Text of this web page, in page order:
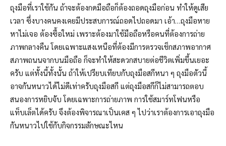
ถุงมือที่เราใช้กัน ถ้าจะต้องกดมือถือก็ต้องถอดถุงมือก่อน ทำให้ดูเสีย
เวลา ซึ่งบางคนคงเคยมีประสบการณ์ถอดไปถอดมา เอ้า…ถุงมือหาย
หาไม่เจอ ต้องซื้อใหม่ เพราะต้องมาใช้มือถือหรือคนที่ต้องการถ่าย
ภาพกลางคืน โดยเฉพาะแสงเหนือที่ต้องมีการตรวจเช็กสภาพอากาศ
สภาพถนนจากบนมือถือ ก็จะทำให้สะดวกสบายต่อชีวิตเพิ่มขึ้นเยอะ
ครับ แต่ทั้งนี้ทั้งนั้น ถ้าให้เปรียบเทียบกับถุงมือสกีหนา ๆ ถุงมือตัวนี้
อาจกันหนาวได้ไม่ดีเท่าครับถุงมือสกี แต่ถุงมือสกีก็ไม่สามารถตอบ
สนองการหยิบจับ โดยเฉพาะการถ่ายภาพ การใช้สมาร์ทโฟนหรือ
แท็บเล็ตได้ครับ จึงต้องพิจารณาเป็นเคส ๆ ไปว่าเราต้องการเอาถุงมือ
กันหนาวไปใช้กับกิจกรรมลักษณะไหน